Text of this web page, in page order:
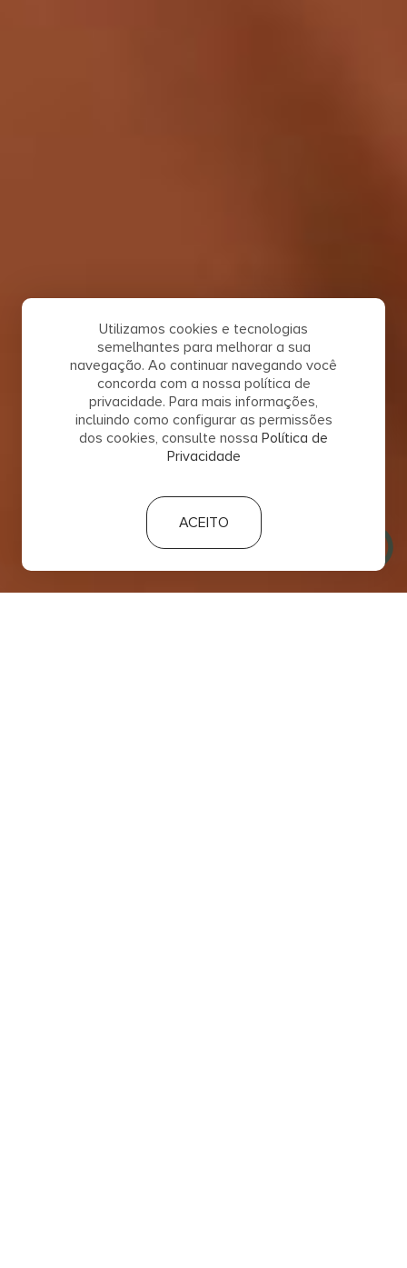
Utilizamos cookies e tecnologias
semelhantes para melhorar a sua
navegação. Ao continuar navegando você
concorda com a nossa política de
privacidade. Para mais informações,
incluindo como configurar as permissões
dos cookies, consulte nossa Política de
Privacidade
ACEITO